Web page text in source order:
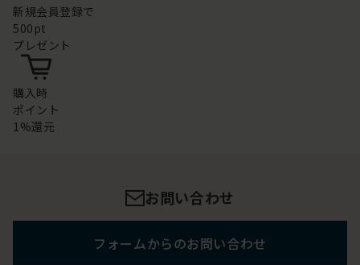
新規会員登録で
500pt
プレゼント
購入時
ポイント
1%還元
お問い合わせ
フォームからのお問い合わせ